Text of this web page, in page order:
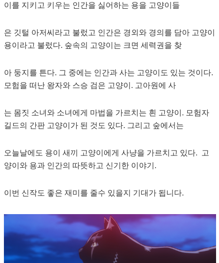
이를 지키고 키우는 인간을 싫어하는 용을 고양이들
은 깃털 아저씨라고 불렀고 인간은 경외와 경의를 담아 고양이
용이라고 불렀다. 숲속의 고양이는 크면 세력권을 찾
아 둥지를 튼다. 그 중에는 인간과 사는 고양이도 있는 것이다.
모험을 떠난 왕자와 스승 검은 고양이. 고아원에 사
는 몸짓 소녀와 소녀에게 마법을 가르치는 흰 고양이. 모험자
길드의 간판 고양이가 된 것도 있다. 그리고 숲에서는
오늘날에도 용이 새끼 고양이에게 사냥을 가르치고 있다. 고
양이와 용과 인간의 따뜻하고 신기한 이야기.
이번 신작도 좋은 재미를 줄수 있을지 기대가 됩니다.